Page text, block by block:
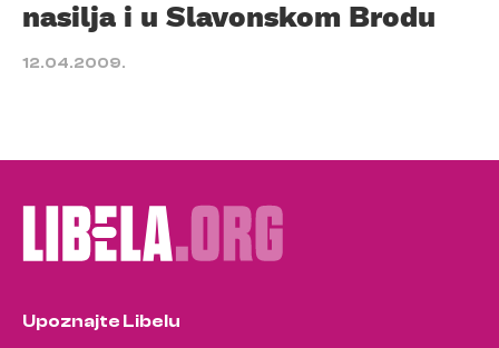
nasilja i u Slavonskom Brodu
12.04.2009.
Upoznajte Libelu